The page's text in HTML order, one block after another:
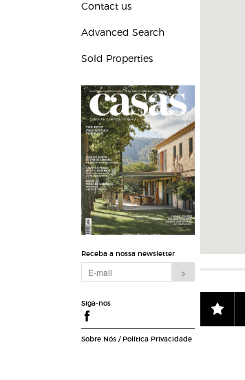
Contact us
Advanced Search
Sold Properties
Receba a nossa newsletter
Siga-nos
Sobre Nós/ Política Privacidade